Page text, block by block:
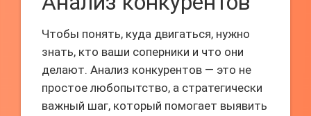
Чтобы понять, куда двигаться, нужно
знать, кто ваши соперники и что они
делают. Анализ конкурентов — это не
простое любопытство, а стратегически
важный шаг, который помогает выявить